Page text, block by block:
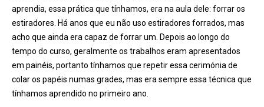
aprendia, essa prática que tínhamos, era na aula dele: forrar os
estiradores. Há anos que eu não uso estiradores forrados, mas
acho que ainda era capaz de forrar um. Depois ao longo do
tempo do curso, geralmente os trabalhos eram apresentados
em painéis, portanto tínhamos que repetir essa cerimónia de
colar os papéis numas grades, mas era sempre essa técnica que
tínhamos aprendido no primeiro ano.